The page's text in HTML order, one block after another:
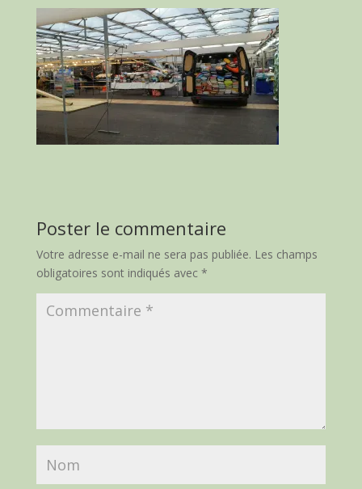
Poster le commentaire
Votre adresse e-mail ne sera pas publiée. Les champs
obligatoires sont indiqués avec *